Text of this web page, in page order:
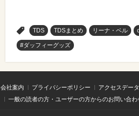
TDS TDSまとめ リーナ・ベル
#ダッフィーグッズ
会社案内 プライバシーポリシー アクセスデー
一般の読者の方・ユーザーの方からのお問い合わ